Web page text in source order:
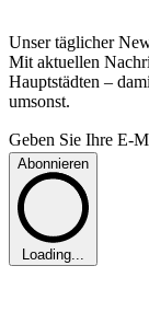
Unser täglicher
Mit aktuellen
Hauptstädten –
umsonst.
Geben Sie Ihre E-
Abonnieren
Loading...